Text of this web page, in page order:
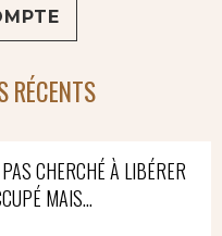
RÉCENTS
CHERCHÉ À LIBÉRER
MAIS...